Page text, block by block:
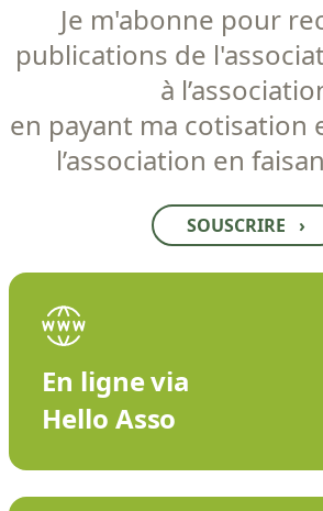
Je m'abonne pour
publications de
à
en payant ma cotisation
l’association en
SOUSCRIRE ›
En ligne via
Hello Asso